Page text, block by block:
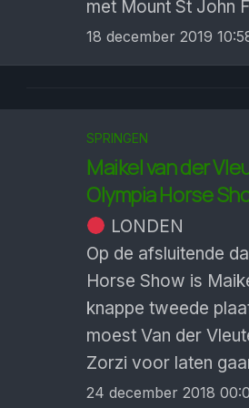
met Mount St John
18 december 2019
SPRINGEN
Maikel van der
Olympia Horse
LONDEN
Op de afsluitende
Horse Show is
knappe tweede
moest Van der
Zorzi voor laten
24 december 2018